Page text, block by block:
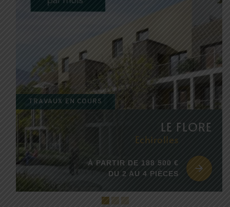
TRAVAUX EN COURS
LE FLORE
Echirolles
À PARTIR DE 188 500 €
DU 2 AU 4 PIÈCES